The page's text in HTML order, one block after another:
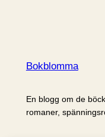
Bokblomma
En blogg om de
romaner,